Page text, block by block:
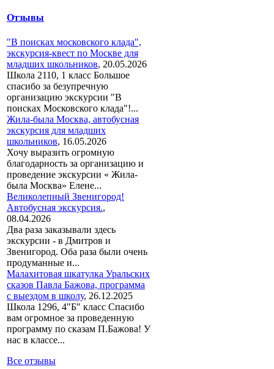
Отзывы
"В поисках московского клада",
экскурсия-квест по Москве для
младших школьников, 20.05.2026
Школа 2110, 1 класс Большое
спасибо за безупречную
организацию экскурсии "В
поисках Московского клада"!...
Жила-была Москва, автобусная
экскурсия для младших
школьников, 16.05.2026
Хочу выразить огромную
благодарность за организацию и
проведение экскурсии « Жила-
была Москва» Елене...
Великолепный Звенигород!
Автобусная экскурсия.,
08.04.2026
Два раза заказывали здесь
экскурсии - в Дмитров и
Звенигород. Оба раза были очень
продуманные и...
Малахитовая шкатулка Уральских
сказов Павла Бажова, программа
с выездом в школу, 26.12.2025
Школа 1296, 4"Б" класс Спасибо
вам огромное за проведенную
программу по сказам П.Бажова! У
нас в классе...
Все отзывы